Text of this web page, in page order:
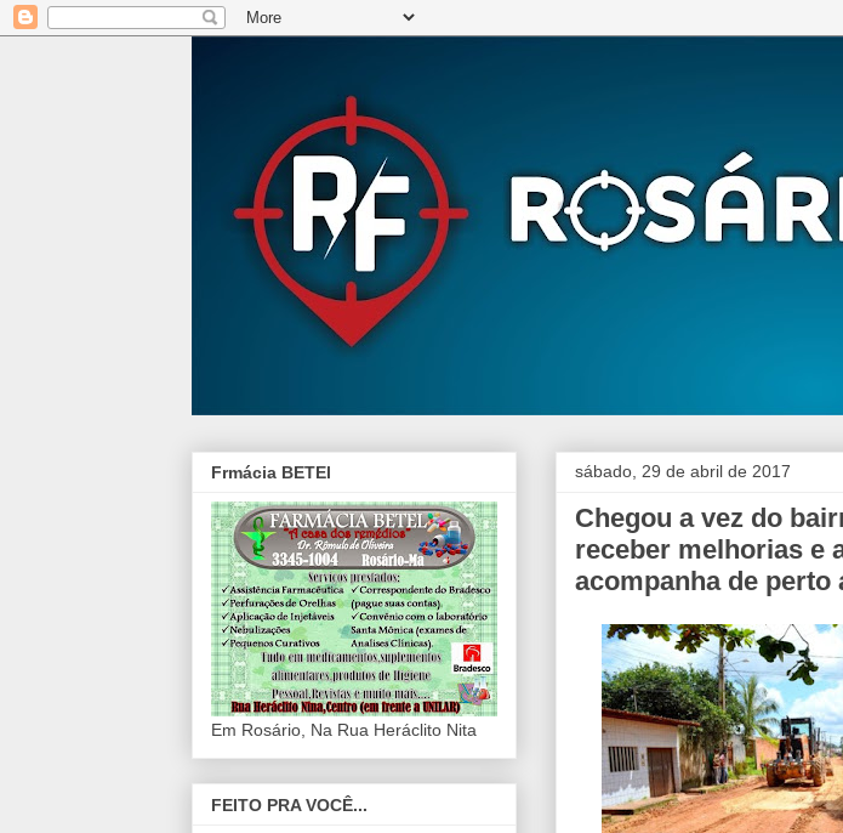
sábado, 29 de abril de 2017
Chegou a vez do
receber melhorias e
acompanha de perto
Frmácia BETEl
Em Rosário, Na Rua Heráclito Nita
FEITO PRA VOCÊ...